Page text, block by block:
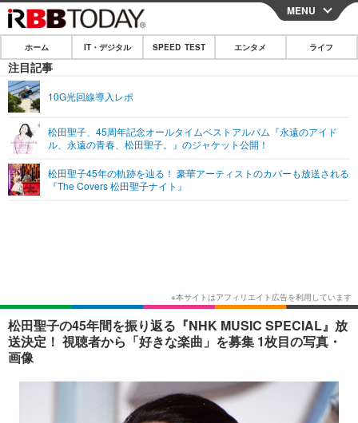
CLOSE
ホーム
IT・デジタル
ネタ ガジェット・ツール
ショッピング その他
SPEED TEST
エンタメ
エンタメTOP
ショッピング その他
ライフ
MENU
ホーム IT・デジタル SPEED TEST エンタメ ライフ
注目記事
10G光回線導入レポ
松田聖子、45周年記念オールタイムベストアルバム『永遠のアイド
ル、永遠の青春、松田聖子。』のジャケット公開！
松田聖子45年の軌跡を辿る！ 豪華アーティストのカバーも放送される
『The Covers 松田聖子ナイト』
松田聖子の45年間を振り返る『NHK MUSIC SPECIAL』放
送決定！ 視聴者から「好きな楽曲」を募集 1枚目の写真・
画像